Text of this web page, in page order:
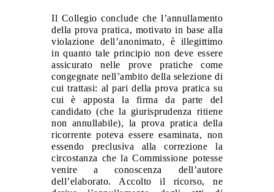
Il Collegio conclude che l’annullamento
della prova pratica, motivato in base alla
violazione dell’anonimato, è illegittimo
in quanto tale principio non deve essere
assicurato nelle prove pratiche come
congegnate nell’ambito della selezione di
cui trattasi: al pari della prova pratica su
cui è apposta la firma da parte del
candidato (che la giurisprudenza ritiene
non annullabile), la prova pratica della
ricorrente poteva essere esaminata, non
essendo preclusiva alla correzione la
circostanza che la Commissione potesse
venire a conoscenza dell’autore
dell’elaborato. Accolto il ricorso, ne